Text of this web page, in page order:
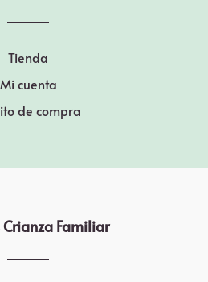
Tienda
Mi cuenta
de compra
Familiar